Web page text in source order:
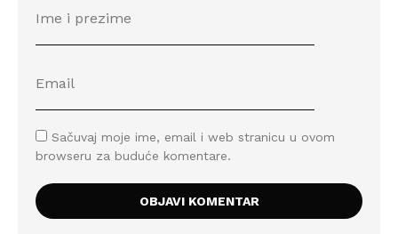
Sačuvaj moje ime, email i web stranicu u ovom
browseru za buduće komentare.